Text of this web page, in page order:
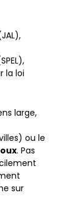
la loi
large,
ou le
. Pas
sur